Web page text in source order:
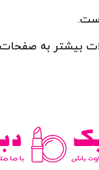
به صفحات